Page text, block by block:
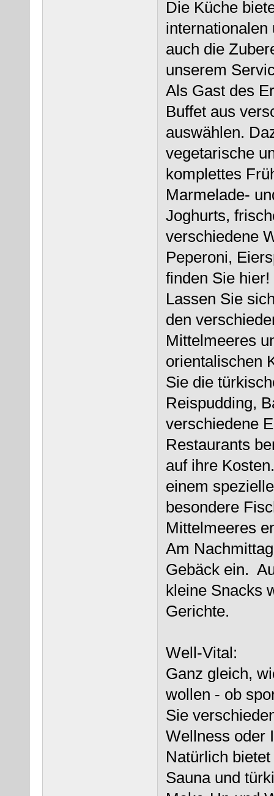
Die Küche
auch die
unserem
Als Gast des
Buffet aus
auswählen.
vegetarische
komplettes
Marmelade-
Joghurts,
verschiedene
Peperoni,
finden Sie
Lassen Sie
den
Mittelmeeres
orientalischen
Sie die
Reispudding,
verschiedene
Restaurants
auf ihre
einem
besondere
Mittelmeeres
Am
Gebäck ein.
kleine Snacks
Gerichte.
Well-Vital:
Ganz gleich,
wollen - ob
Sie
Wellness oder
Natürlich
Sauna und